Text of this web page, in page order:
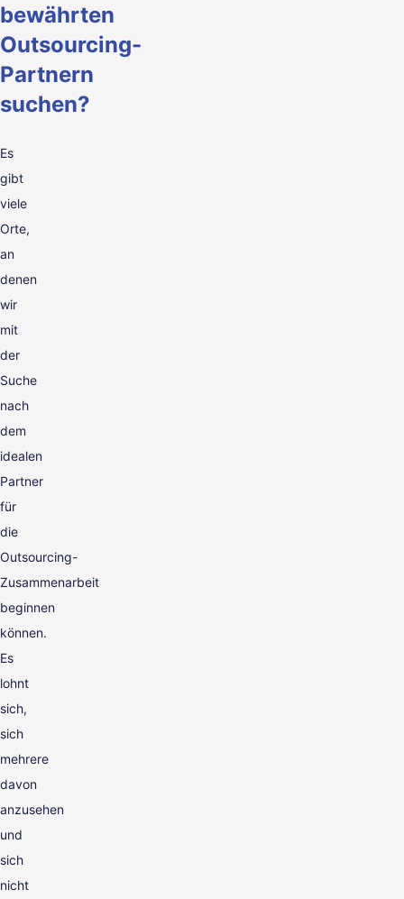
bewährten
Outsourcing-
Partnern
suchen?
Es
gibt
viele
Orte,
an
denen
wir
mit
der
Suche
nach
dem
idealen
Partner
für
die
Outsourcing-
Zusammenarbeit
beginnen
können.
Es
lohnt
sich,
sich
mehrere
davon
anzusehen
und
sich
nicht